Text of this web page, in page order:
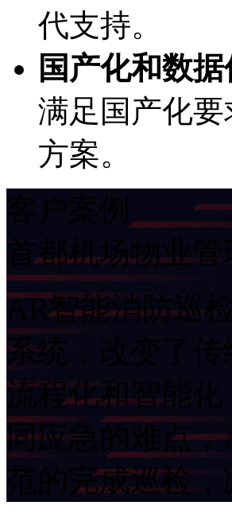
代支持。
国产化和数据保
满足国产化要
方案。
首都机场物业管理
AR智能消防巡检
系统，改变了
流程化和智能化
同应急的难点
范的完成巡检